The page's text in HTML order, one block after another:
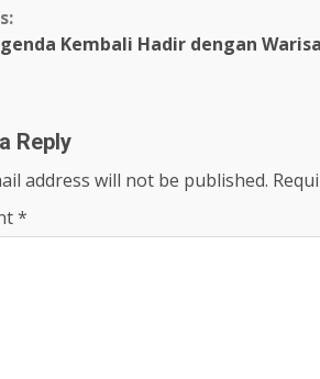
Kembali Hadir dengan
Reply
address will not be published.
*